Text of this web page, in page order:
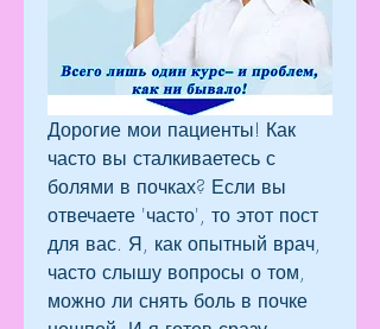
Дорогие мои пациенты! Как
часто вы сталкиваетесь с
болями в почках? Если вы
отвечаете 'часто', то этот пост
для вас. Я, как опытный врач,
часто слышу вопросы о том,
можно ли снять боль в почке